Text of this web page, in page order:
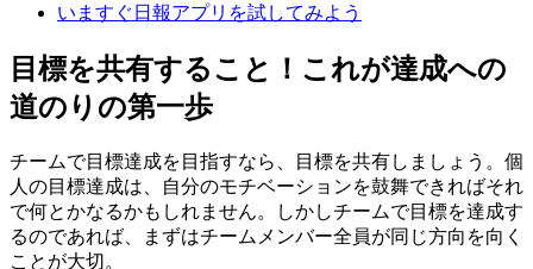
いますぐ日報アプリを試してみよう
目標を共有すること！これが達成への
道のりの第一歩
チームで目標達成を目指すなら、目標を共有しましょう。個
人の目標達成は、自分のモチベーションを鼓舞できればそれ
で何とかなるかもしれません。しかしチームで目標を達成す
るのであれば、まずはチームメンバー全員が同じ方向を向く
ことが大切。